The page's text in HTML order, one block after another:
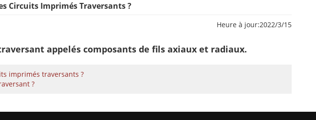
Circuits Imprimés Traversants ?
Heure à jour:2022/3/15
appelés composants de fils axiaux et radiaux.
imprimés traversants ?
?